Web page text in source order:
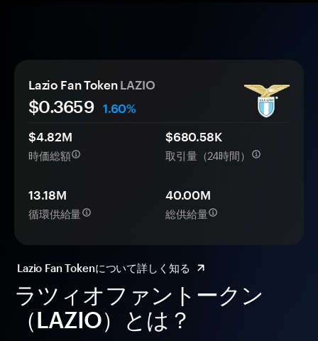
ラツィオファントークン
（LAZIO）とは？
Lazio Fan Token LAZIO
$0.3659
1.60%
$4.82M
時価総額
$680.58K
取引量（24時間）
13.18M
循環供給量
40.00M
総供給量
Lazio Fan Tokenについて詳しく知る